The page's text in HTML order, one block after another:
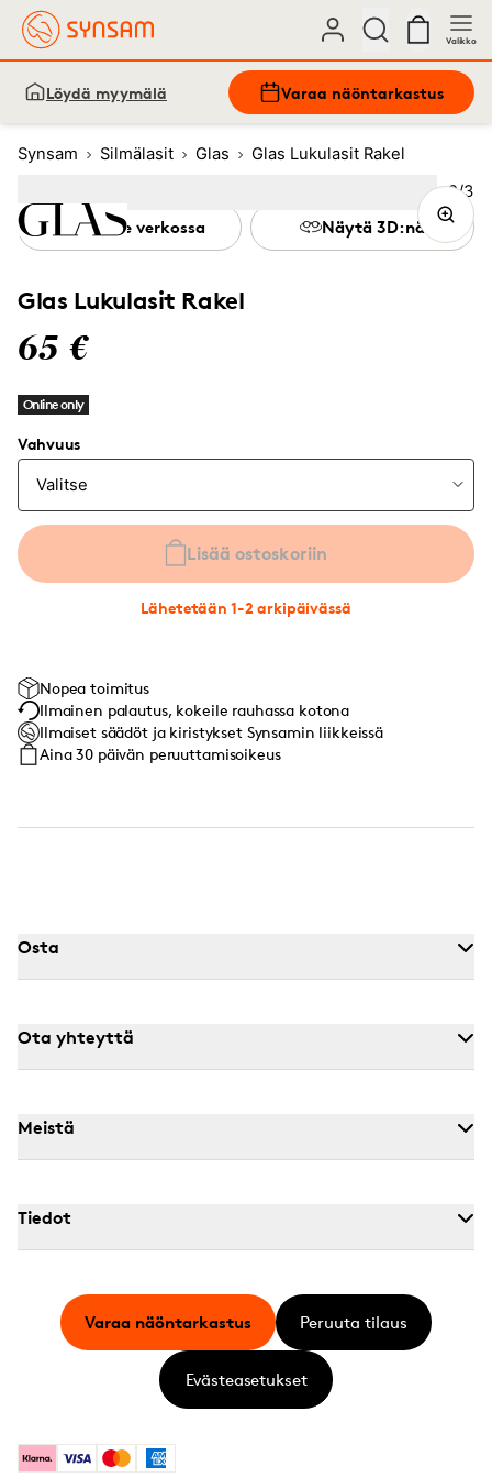
Valikko
Löydä myymälä Varaa näöntarkastus
Synsam Silmälasit Glas Glas Lukulasit Rakel
Glas Lukulasit Rakel
65 €
Online only
Vahvuus
Lisää ostoskoriin
Lähetetään 1-2 arkipäivässä
Kokeile verkossa Näytä 3D:nä
Nopea toimitus
Ilmainen palautus, kokeile rauhassa kotona
Ilmaiset säädöt ja kiristykset Synsamin liikkeissä
Aina 30 päivän peruuttamisoikeus
Kuva
2/3
Image 3
Osta
Ota yhteyttä
Meistä
Tiedot
KlarnaVisa MastercardAmerican Express
Varaa näöntarkastus Peruuta tilaus
Evästeasetukset